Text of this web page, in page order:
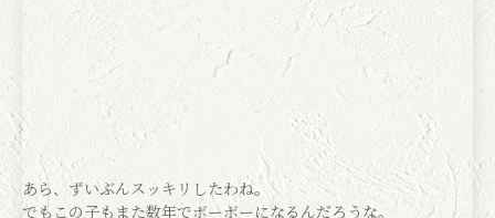
あら、ずいぶんスッキリしたわね。
でもこの子もまた数年でボーボーになるんだろうな。